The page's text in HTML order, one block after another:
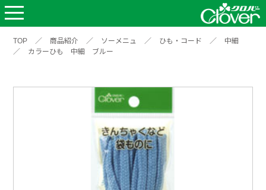
TOP ／ 商品紹介 ／ ソーメニュ ／ ひも・コード ／
中細
／
カラーひも 中細 ブルー